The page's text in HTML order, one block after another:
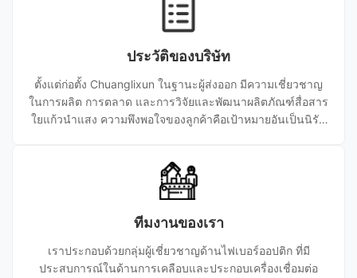
ประวัติของบริษัท
ตั้งแต่ก่อตั้ง Chuanglixun ในฐานะผู้ส่งออก มีความเชี่ยวชาญ
ในการผลิต การตลาด และการวิจัยและพัฒนาผลิตภัณฑ์สื่อสาร
ใยแก้วนำแสง ความพึงพอใจของลูกค้าคือเป้าหมายอันเป็นนิรัน
ทีมงานของเรา
เราประกอบด้วยกลุ่มผู้เชี่ยวชาญด้านไฟเบอร์ออปติก ที่มี
ประสบการณ์ในด้านการเคลือบและประกอบเครื่องเชื่อมต่อ